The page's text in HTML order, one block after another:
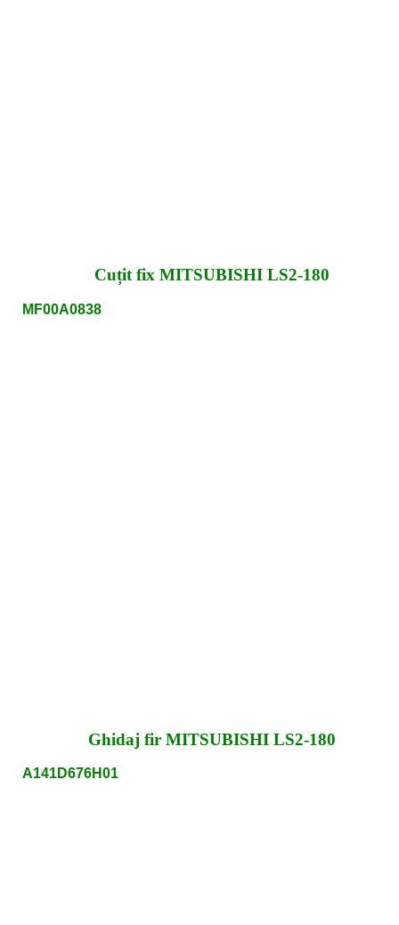
Cuțit fix MITSUBISHI LS2-180
MF00A0838
Ghidaj fir MITSUBISHI LS2-180
A141D676H01